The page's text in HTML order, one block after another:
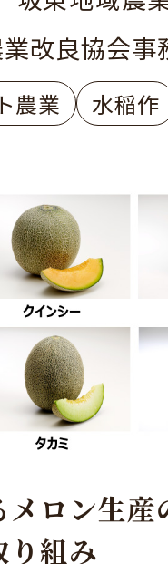
～
改良協会事
農業 水稲作
ロン生産
り組み